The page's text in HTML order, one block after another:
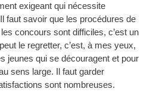
exigeant qui nécessite
faut savoir que les procédures de
concours sont difficiles, c’est un
le regretter, c’est, à mes yeux,
jeunes qui se découragent et pour
sens large. Il faut garder
sont nombreuses.